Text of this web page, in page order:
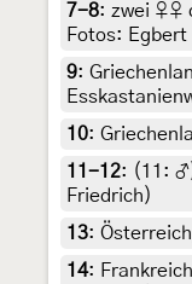
7-8: zwei ♀♀
Fotos: Egbert
9:
10:
11-12: (11: ♂
Friedrich)
13:
14: